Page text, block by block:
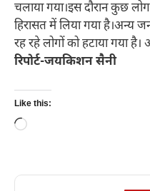
चलाया गया।इस दौरान कुछ
हिरासत में लिया गया
रह रहे लोगों को हटाया गया
रिपोर्ट-जयकिशन सैनी
Like this:
Loading…